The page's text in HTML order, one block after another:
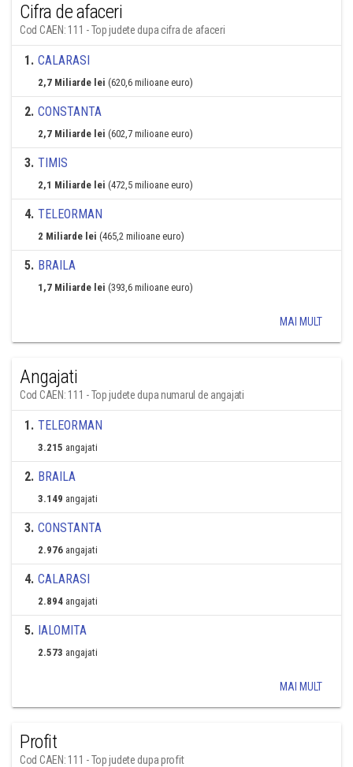
Cifra de afaceri
Cod CAEN: 111 - Top judete dupa cifra de afaceri
1. CALARASI
2,7 Miliarde lei (620,6 milioane euro)
2. CONSTANTA
2,7 Miliarde lei (602,7 milioane euro)
3. TIMIS
2,1 Miliarde lei (472,5 milioane euro)
4. TELEORMAN
2 Miliarde lei (465,2 milioane euro)
5. BRAILA
1,7 Miliarde lei (393,6 milioane euro)
MAI MULT
Angajati
Cod CAEN: 111 - Top judete dupa numarul de angajati
1. TELEORMAN
3.215 angajati
2. BRAILA
3.149 angajati
3. CONSTANTA
2.976 angajati
4. CALARASI
2.894 angajati
5. IALOMITA
2.573 angajati
MAI MULT
Profit
Cod CAEN: 111 - Top judete dupa profit